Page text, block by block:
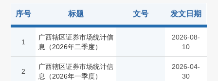
序号 标题 文号 发文日期
1
广西辖区证券市场统计信
息（2026年二季度）
2026-08-
10
2
广西辖区证券市场统计信
息（2026年一季度）
2026-04-
30